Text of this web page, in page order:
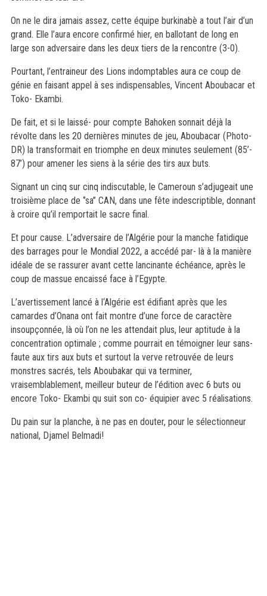
On ne le dira jamais assez, cette équipe burkinabè a tout l’air d’un
grand. Elle l’aura encore confirmé hier, en ballotant de long en
large son adversaire dans les deux tiers de la rencontre (3-0).
Pourtant, l’entraineur des Lions indomptables aura ce coup de
génie en faisant appel à ses indispensables, Vincent Aboubacar et
Toko- Ekambi.
De fait, et si le laissé- pour compte Bahoken sonnait déjà la
révolte dans les 20 dernières minutes de jeu, Aboubacar (Photo-
DR) la transformait en triomphe en deux minutes seulement (85’-
87’) pour amener les siens à la série des tirs aux buts.
Signant un cinq sur cinq indiscutable, le Cameroun s’adjugeait une
troisième place de ‘’sa’’ CAN, dans une fête indescriptible, donnant
à croire qu’il remportait le sacre final.
Et pour cause. L’adversaire de l’Algérie pour la manche fatidique
des barrages pour le Mondial 2022, a accédé par- là à la manière
idéale de se rassurer avant cette lancinante échéance, après le
coup de massue encaissé face à l’Egypte.
L’avertissement lancé à l‘Algérie est édifiant après que les
camardes d’Onana ont fait montre d’une force de caractère
insoupçonnée, là où l’on ne les attendait plus, leur aptitude à la
concentration optimale ; comme pourrait en témoigner leur sans-
faute aux tirs aux buts et surtout la verve retrouvée de leurs
monstres sacrés, tels Aboubakar qui va terminer,
vraisemblablement, meilleur buteur de l’édition avec 6 buts ou
encore Toko- Ekambi qu suit son co- équipier avec 5 réalisations.
Du pain sur la planche, à ne pas en douter, pour le sélectionneur
national, Djamel Belmadi!